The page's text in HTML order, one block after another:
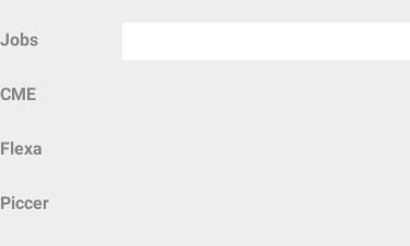
Jobs
CME
Flexa
Piccer